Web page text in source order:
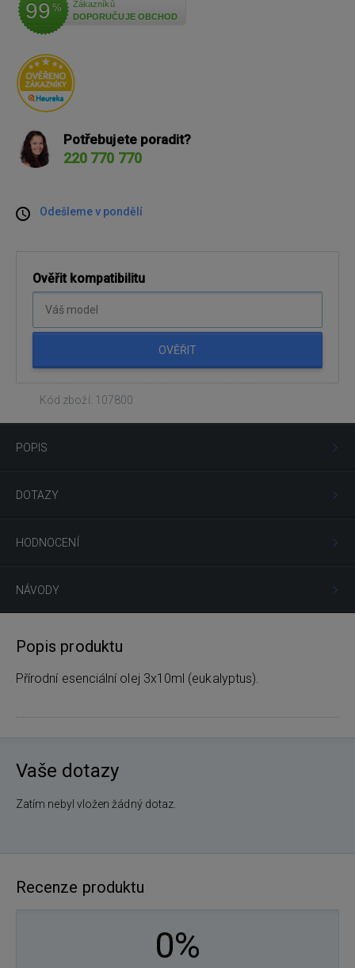
99 %
Zákazníků
DOPORUČUJE OBCHOD
Potřebujete poradit?
220 770 770
Odešleme v pondělí
Ověřit kompatibilitu
OVĚŘIT
Kód zboží: 107800
POPIS
DOTAZY
HODNOCENÍ
NÁVODY
Popis produktu
Přírodní esenciální olej 3x10ml (eukalyptus).
Vaše dotazy
Zatím nebyl vložen žádný dotaz.
Recenze produktu
0%